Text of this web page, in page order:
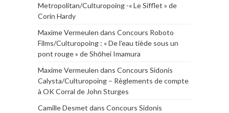
Metropolitan/Culturopoing -« Le Sifflet » de
Corin Hardy
Maxime Vermeulen dans Concours Roboto
Films/Culturopoing : « De l’eau tiède sous un
pont rouge » de Shōhei Imamura
Maxime Vermeulen dans Concours Sidonis
Calysta/Culturopoing – Règlements de compte
à OK Corral de John Sturges
Camille Desmet dans Concours Sidonis